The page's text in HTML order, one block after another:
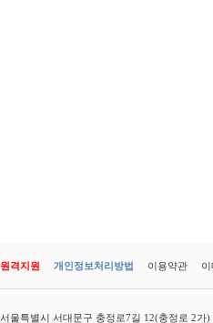
원격지원 개인정보처리방법 이용약관
서울특별시 서대문구 충정로7길 12(충정로 2